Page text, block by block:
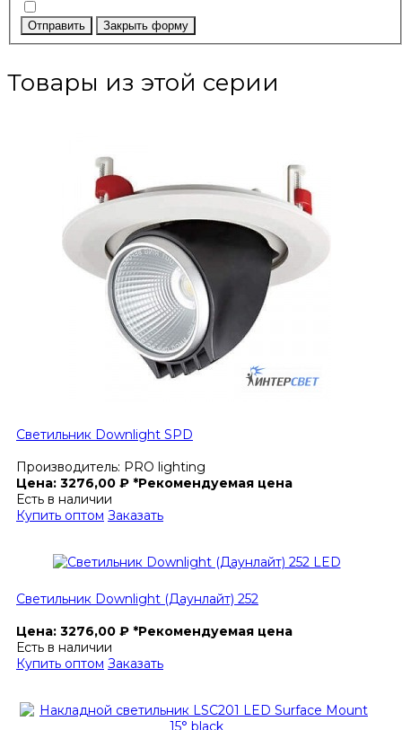
Отправить Закрыть форму
Товары из этой серии
Светильник Downlight SPD
Производитель: PRO lighting
Цена: 3276,00 ₽ *Рекомендуемая цена
Есть в наличии
Купить оптом Заказать
Светильник Downlight (Даунлайт) 252
Цена: 3276,00 ₽ *Рекомендуемая цена
Есть в наличии
Купить оптом Заказать